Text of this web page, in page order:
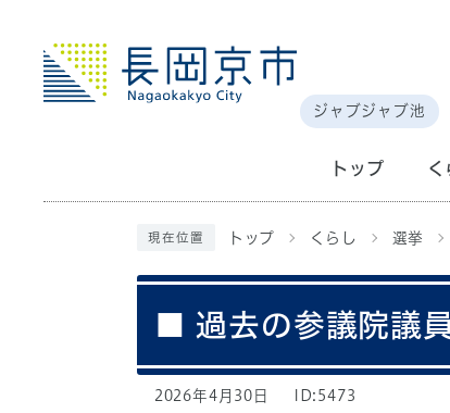
ジャブジャブ池
トップ く
現在位置 トップ くらし 選挙
■ 過去の参議院議
2026年4月30日 ID:5473